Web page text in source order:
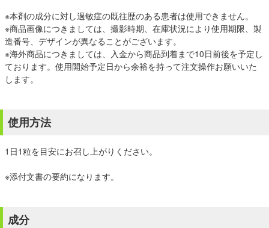
※本剤の成分に対し過敏症の既往歴のある患者は使用できません。
※商品画像につきましては、撮影時期、在庫状況により使用期限、製
造番号、デザインが異なることがございます。
※海外商品につきましては、入金から商品到着まで10日前後を予定し
ております。使用開始予定日から余裕を持って注文操作お願いいた
します。
使用方法
1日1粒を目安にお召し上がりください。
※添付文書の要約になります。
成分